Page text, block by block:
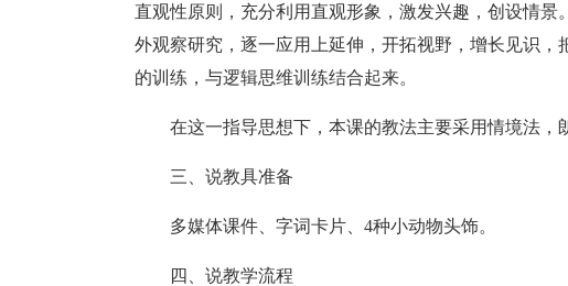
直观性原则，充分利用直观形象，激发兴趣，创设情
外观察研究，逐一应用上延伸，开拓视野，增长见识
的训练，与逻辑思维训练结合起来。
在这一指导思想下，本课的教法主要采用情境法，
三、说教具准备
多媒体课件、字词卡片、4种小动物头饰。
四、说教学流程